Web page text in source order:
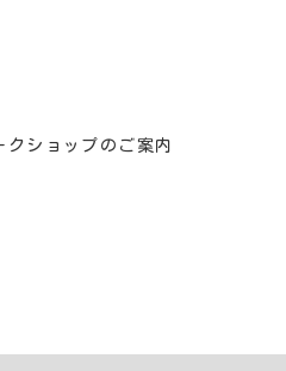
クショップのご案内